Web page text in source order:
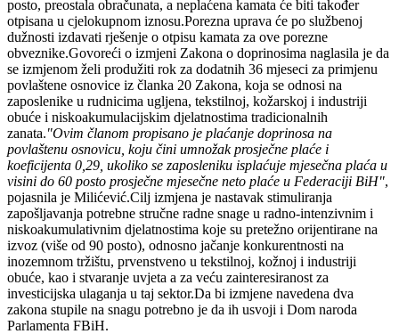
posto, preostala obračunata, a neplaćena kamata će biti također
otpisana u cjelokupnom iznosu.Porezna uprava će po službenoj
dužnosti izdavati rješenje o otpisu kamata za ove porezne
obveznike.Govoreći o izmjeni Zakona o doprinosima naglasila je da
se izmjenom želi produžiti rok za dodatnih 36 mjeseci za primjenu
povlaštene osnovice iz članka 20 Zakona, koja se odnosi na
zaposlenike u rudnicima ugljena, tekstilnoj, kožarskoj i industriji
obuće i niskoakumulacijskim djelatnostima tradicionalnih
zanata."Ovim članom propisano je plaćanje doprinosa na
povlaštenu osnovicu, koju čini umnožak prosječne plaće i
koeficijenta 0,29, ukoliko se zaposleniku isplaćuje mjesečna plaća u
visini do 60 posto prosječne mjesečne neto plaće u Federaciji BiH",
pojasnila je Milićević.Cilj izmjena je nastavak stimuliranja
zapošljavanja potrebne stručne radne snage u radno-intenzivnim i
niskoakumulativnim djelatnostima koje su pretežno orijentirane na
izvoz (više od 90 posto), odnosno jačanje konkurentnosti na
inozemnom tržištu, prvenstveno u tekstilnoj, kožnoj i industriji
obuće, kao i stvaranje uvjeta a za veću zainteresiranost za
investicijska ulaganja u taj sektor.Da bi izmjene navedena dva
zakona stupile na snagu potrebno je da ih usvoji i Dom naroda
Parlamenta FBiH.